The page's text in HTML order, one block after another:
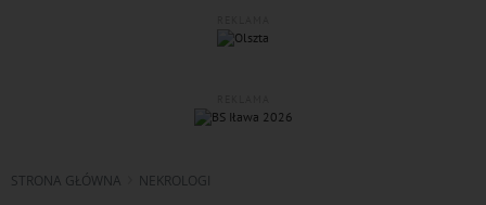
STRONA GŁÓWNA NEKROLOGI